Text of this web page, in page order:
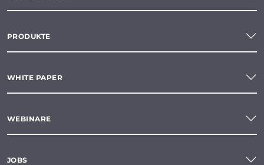
PRODUKTE
WHITE PAPER
WEBINARE
JOBS